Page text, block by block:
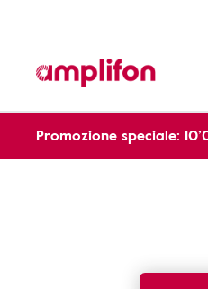
Promozione speciale:
Cura